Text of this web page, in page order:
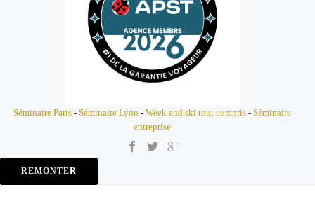
Séminaire Paris - Séminaire Lyon - Week end ski tout compris - Séminaire
entreprise